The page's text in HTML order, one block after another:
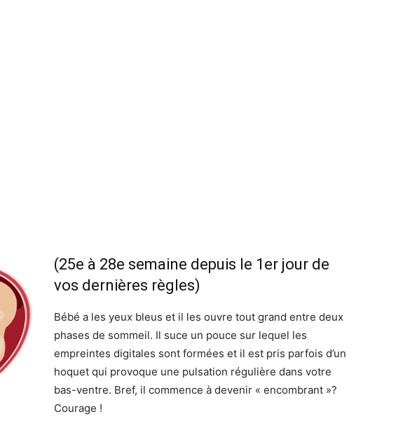
(25e à 28e semaine depuis le 1er jour de
vos dernières règles)
Bébé a les yeux bleus et il les ouvre tout grand entre deux
phases de sommeil. Il suce un pouce sur lequel les
empreintes digitales sont formées et il est pris parfois d’un
hoquet qui provoque une pulsation régulière dans votre
bas-ventre. Bref, il commence à devenir « encombrant »?
Courage !